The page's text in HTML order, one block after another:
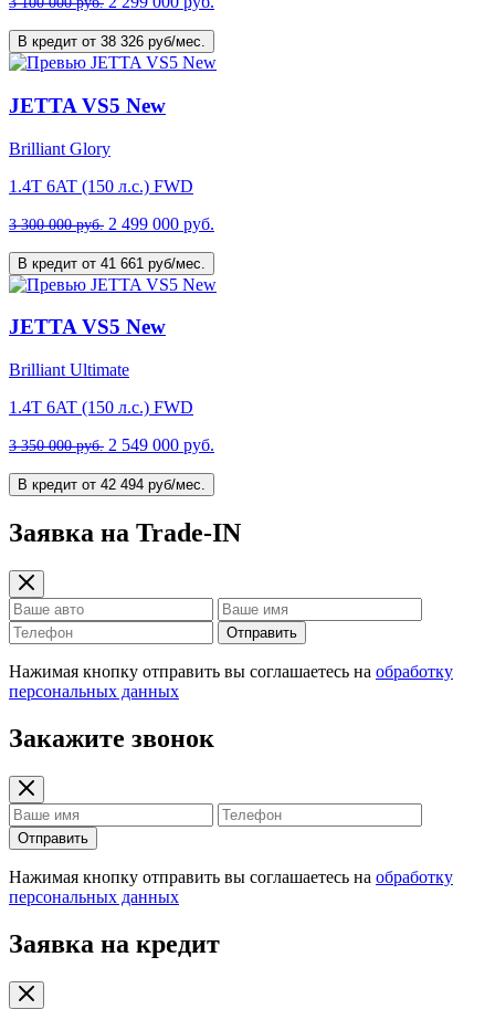
В кредит от 38 326 руб/мес.
JETTA VS5 New
Brilliant Glory
1.4T 6AT (150 л.с.) FWD
3 300 000 руб. 2 499 000 руб.
В кредит от 41 661 руб/мес.
JETTA VS5 New
Brilliant Ultimate
1.4T 6AT (150 л.с.) FWD
3 350 000 руб. 2 549 000 руб.
В кредит от 42 494 руб/мес.
Заявка на Trade-IN
Отправить
Нажимая кнопку отправить вы соглашаетесь на обработку
персональных данных
Закажите звонок
Отправить
Нажимая кнопку отправить вы соглашаетесь на обработку
персональных данных
Заявка на кредит